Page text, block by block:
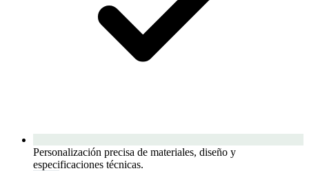
Personalización precisa de materiales, diseño y
especificaciones técnicas.